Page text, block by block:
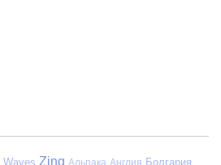
Waves Zing Болгария